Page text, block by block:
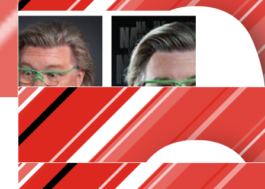
€10.60
Linda Nouwens
€10.60
Bolisa Van Ede Van Der
10.60
Claudia Van Zundert -
€10.60 € 10.60